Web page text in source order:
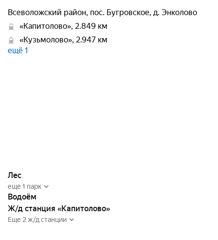
Всеволожский район, пос. Бугровское, д. Энколово
«Капитолово», 2.849 км
«Кузьмолово», 2.947 км
ещё 1
Лес
еще 1 парк
Водоём
Ж/д станция «Капитолово»
Еще 2 ж/д станции